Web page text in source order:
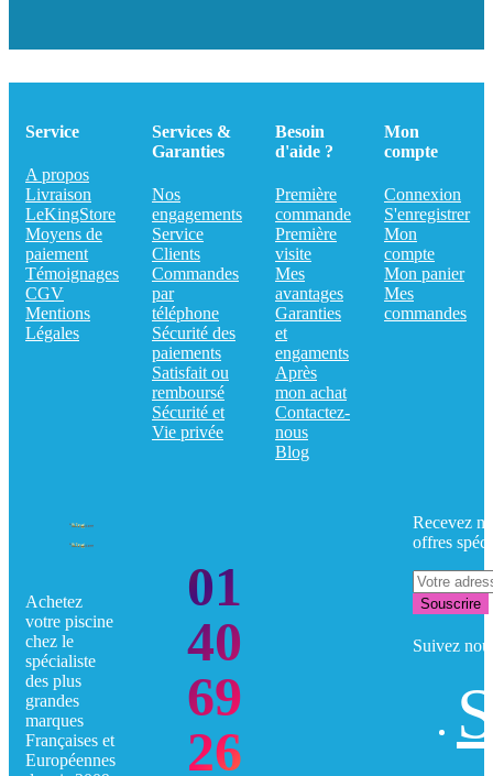
Service
A propos
Livraison
LeKingStore
Moyens de
paiement
Témoignages
CGV
Mentions
Légales
Services &
Garanties
Nos
engagements
Service
Clients
Commandes
par
téléphone
Sécurité des
paiements
Satisfait ou
remboursé
Sécurité et
Vie privée
Besoin
d'aide ?
Première
commande
Première
visite
Mes
avantages
Garanties
et
engaments
Après
mon achat
Contactez-
nous
Blog
Mon
compte
Connexion
S'enregistrer
Mon
compte
Mon panier
Mes
commandes
Achetez
votre piscine
chez le
spécialiste
des plus
grandes
marques
Françaises et
Européennes
01
40
69
26
Recevez
offres
Souscrire
Suivez